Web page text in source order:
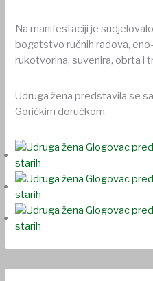
Na manifestaciji je
bogatstvo ručnih radova,
rukotvorina, suvenira, obrta i
Udruga žena predstavila se
Goričkim doručkom.